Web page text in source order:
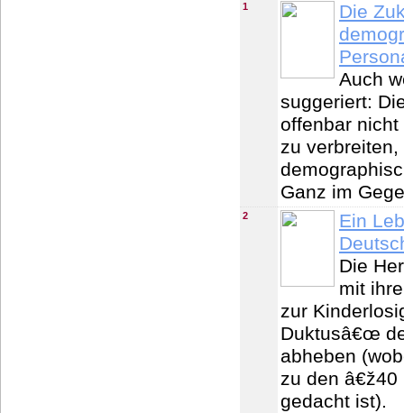
1
Die
Auch
suggeriert:
offenbar
zu
Ganz im
2
Ein
Die
mit
zur
Duktusâ€œ
abheben
zu den
gedacht ist).